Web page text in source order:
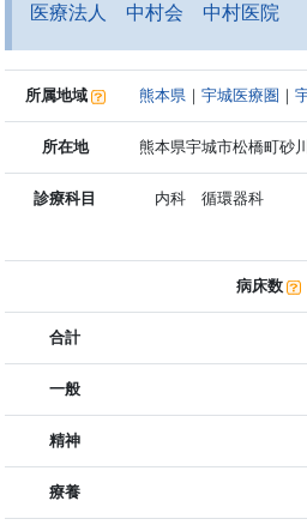
医療法人 中村会 中村医院
所属地域 熊本県 ｜宇城医療圏 ｜
所在地 熊本県宇城市松橋町砂
診療科目 内科 循環器科
病床数
合計
一般
精神
療養